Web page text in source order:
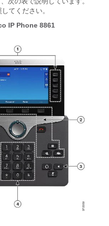
てください。
IP Phone 8861